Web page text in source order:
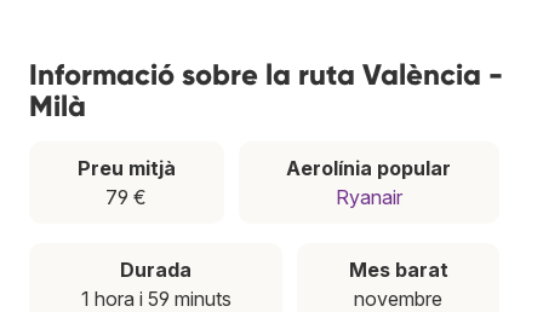
Informació sobre la ruta València -
Milà
Preu mitjà
79 €
Aerolínia popular
Ryanair
Durada
1 hora i 59 minuts
Mes barat
novembre